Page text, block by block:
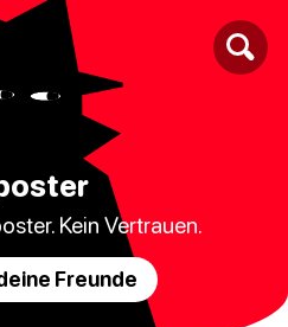
Kein Vertrauen.
Freunde